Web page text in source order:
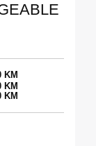
KM
KM
KM